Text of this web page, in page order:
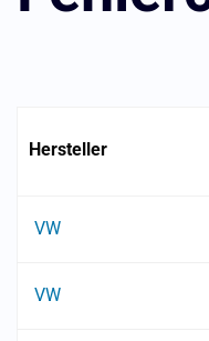
Hersteller
VW
VW